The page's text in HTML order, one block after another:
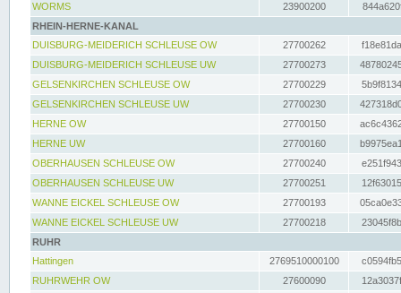
WORMS
23900200
RHEIN-HERNE-KANAL
DUISBURG-MEIDERICH SCHLEUSE OW
27700262
DUISBURG-MEIDERICH SCHLEUSE UW
27700273
GELSENKIRCHEN SCHLEUSE OW
27700229
GELSENKIRCHEN SCHLEUSE UW
27700230
HERNE OW
27700150
HERNE UW
27700160
OBERHAUSEN SCHLEUSE OW
27700240
OBERHAUSEN SCHLEUSE UW
27700251
WANNE EICKEL SCHLEUSE OW
27700193
WANNE EICKEL SCHLEUSE UW
27700218
RUHR
Hattingen
2769510000100
RUHRWEHR OW
27600090